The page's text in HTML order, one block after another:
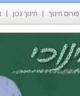
פורום חינוך חינוך נכון